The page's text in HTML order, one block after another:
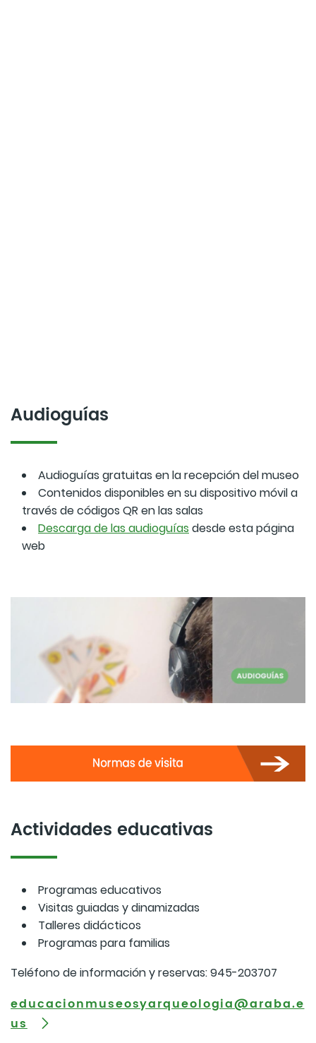
Audioguías
Audioguías gratuitas en la recepción del museo
Contenidos disponibles en su dispositivo móvil a
través de códigos QR en las salas
Descarga de las audioguías desde esta página
web
Actividades educativas
Programas educativos
Visitas guiadas y dinamizadas
Talleres didácticos
Programas para familias
Teléfono de información y reservas: 945-203707
educacionmuseosyarqueologia@araba.e
us